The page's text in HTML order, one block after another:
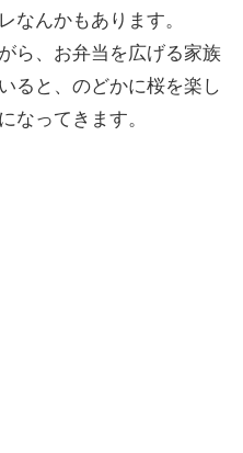
なんかもあります。
ら、お弁当を広げる家族
ると、のどかに桜を楽し
なってきます。